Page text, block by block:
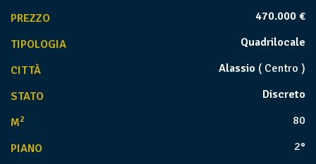
PREZZO
470.000 €
TIPOLOGIA
Quadrilocale
CITTÀ
Alassio ( Centro )
STATO
Discreto
M2
80
PIANO
2°